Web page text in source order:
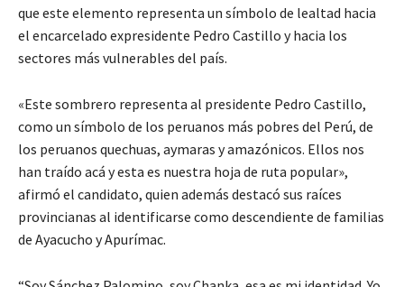
que este elemento representa un símbolo de lealtad hacia
el encarcelado expresidente Pedro Castillo y hacia los
sectores más vulnerables del país.
«Este sombrero representa al presidente Pedro Castillo,
como un símbolo de los peruanos más pobres del Perú, de
los peruanos quechuas, aymaras y amazónicos. Ellos nos
han traído acá y esta es nuestra hoja de ruta popular»,
afirmó el candidato, quien además destacó sus raíces
provincianas al identificarse como descendiente de familias
de Ayacucho y Apurímac.